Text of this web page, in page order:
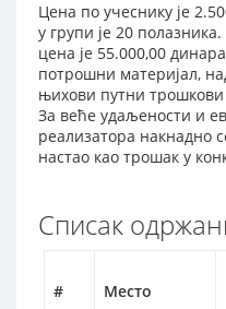
Цена по учеснику је
у групи је 20
цена је 55.000,00
потрошни материјал,
њихови путни
За веће удаљености и
реализатора накнадно
настао као трошак у
Списак
# Место